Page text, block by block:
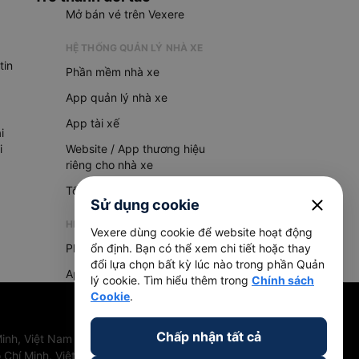
Mở bán vé trên Vexere
HỆ THỐNG QUẢN LÝ NHÀ XE
Phần mềm nhà xe
App quản lý nhà xe
App tài xế
Website / App thương hiệu
riêng cho nhà xe
Tổng đài AI
HỆ THỐNG QUẢN LÝ HÀNG HOÁ
Phần mềm quản lý hàng hoá
App quản lý hàng hoá
Việt Nam
Minh, Việt Nam
Sử dụng cookie close
Vexere dùng cookie để website hoạt động
ổn định. Bạn có thể xem chi tiết hoặc thay
đổi lựa chọn bất kỳ lúc nào trong phần Quản
lý cookie. Tìm hiểu thêm trong Chính sách
Cookie.
Chấp nhận tất cả